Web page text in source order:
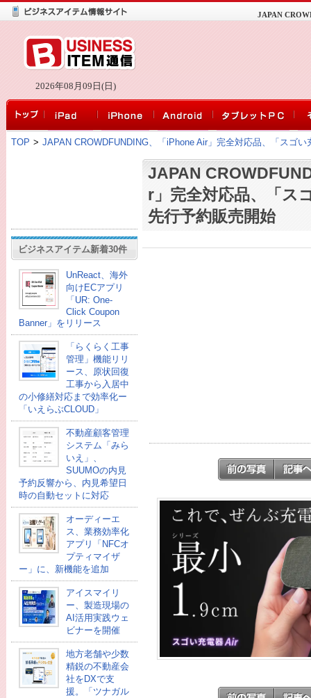
2026年08月09日(日)
JAPAN
TOP > JAPAN CROWDFUNDING、「iPhone Air」完全対応品、「スゴ
ビジネスアイテム新着30件
UnReact、海外
向けECアプリ
「UR: One-
Click Coupon
Banner」をリリース
「らくらく工事
管理」機能リリ
ース、原状回復
工事から入居中
の小修繕対応まで効率化ー
「いえらぶCLOUD」
不動産顧客管理
システム「みら
いえ」、
SUUMOの内見
予約反響から、内見希望日
時の自動セットに対応
オーディーエ
ス、業務効率化
アプリ「NFCオ
プティマイザ
ー」に、新機能を追加
アイスマイリ
ー、製造現場の
AI活用実践ウェ
ビナーを開催
地方老舗や少数
精鋭の不動産会
社をDXで支
援。「ツナガル
JAPAN
r」完全対応品、「ス
先行予約販売開始